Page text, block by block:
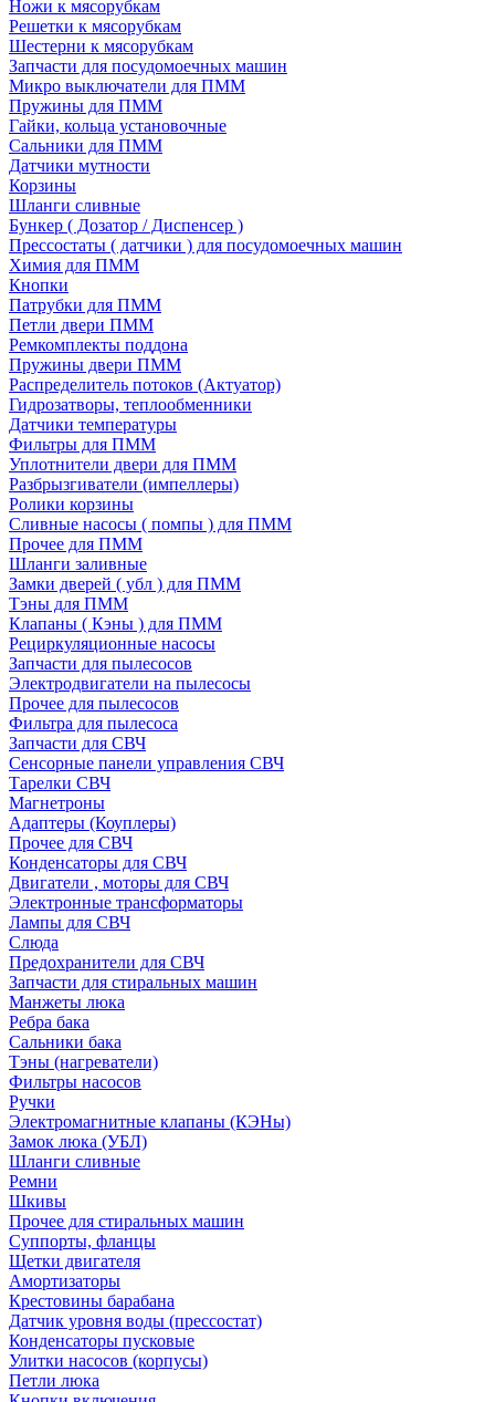
Ножи к мясорубкам
Решетки к мясорубкам
Шестерни к мясорубкам
Запчасти для посудомоечных машин
Микро выключатели для ПММ
Пружины для ПММ
Гайки, кольца установочные
Сальники для ПММ
Датчики мутности
Корзины
Шланги сливные
Бункер ( Дозатор / Диспенсер )
Прессостаты ( датчики ) для посудомоечных машин
Химия для ПММ
Кнопки
Патрубки для ПММ
Петли двери ПММ
Ремкомплекты поддона
Пружины двери ПММ
Распределитель потоков (Актуатор)
Гидрозатворы, теплообменники
Датчики температуры
Фильтры для ПММ
Уплотнители двери для ПММ
Разбрызгиватели (импеллеры)
Ролики корзины
Сливные насосы ( помпы ) для ПММ
Прочее для ПММ
Шланги заливные
Замки дверей ( убл ) для ПММ
Тэны для ПММ
Клапаны ( Кэны ) для ПММ
Рециркуляционные насосы
Запчасти для пылесосов
Электродвигатели на пылесосы
Прочее для пылесосов
Фильтра для пылесоса
Запчасти для СВЧ
Сенсорные панели управления СВЧ
Тарелки СВЧ
Магнетроны
Адаптеры (Коуплеры)
Прочее для СВЧ
Конденсаторы для СВЧ
Двигатели , моторы для СВЧ
Электронные трансформаторы
Лампы для СВЧ
Слюда
Предохранители для СВЧ
Запчасти для стиральных машин
Манжеты люка
Ребра бака
Сальники бака
Тэны (нагреватели)
Фильтры насосов
Ручки
Электромагнитные клапаны (КЭНы)
Замок люка (УБЛ)
Шланги сливные
Ремни
Шкивы
Прочее для стиральных машин
Суппорты, фланцы
Щетки двигателя
Амортизаторы
Крестовины барабана
Датчик уровня воды (прессостат)
Конденсаторы пусковые
Улитки насосов (корпусы)
Петли люка